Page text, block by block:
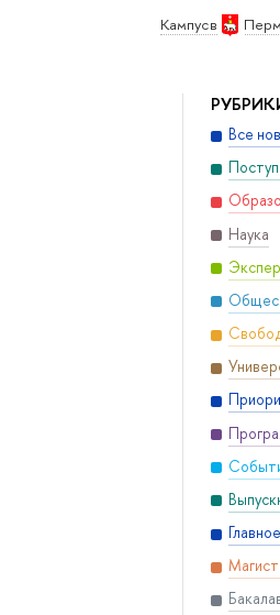
Кампус в
Все
Наука
Главное